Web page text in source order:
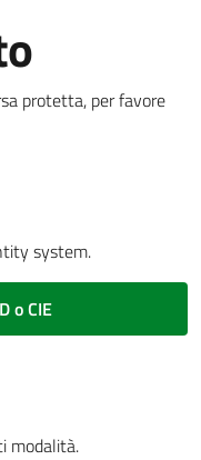
protetta, per favore
system.
o CIE
modalità.